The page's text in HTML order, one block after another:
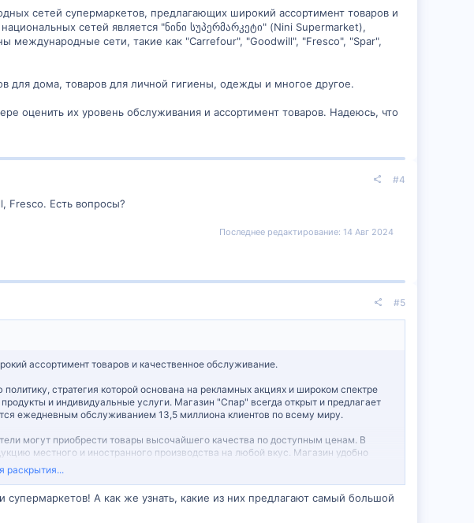
сетей супермаркетов, предлагающих широкий ассортимент товаров и
сетей является "ნინი სუპერმარკეტი" (Nini Supermarket),
международные сети, такие как "Carrefour", "Goodwill", "Fresco", "Spar",
для дома, товаров для личной гигиены, одежды и многое другое.
оценить их уровень обслуживания и ассортимент товаров. Надеюсь, что
#4
Fresco. Есть вопросы?
Последнее редактирование: 14 Авг 2024
#5
ассортимент товаров и качественное обслуживание.
стратегия которой основана на рекламных акциях и широком спектре
и индивидуальные услуги. Магазин "Спар" всегда открыт и предлагает
ежедневным обслуживанием 13,5 миллиона клиентов по всему миру.
могут приобрести товары высочайшего качества по доступным ценам. В
местного и иностранного производства на любой вкус. Магазин удобно
к своему делу профессионально и ответственно. Все это способствует
все необходимые товары для ежедневной жизни, включая деликатесы и
поэтому предлагает широкий ассортимент товаров по доступным ценам.
раскрытия...
А как же узнать, какие из них предлагают самый большой